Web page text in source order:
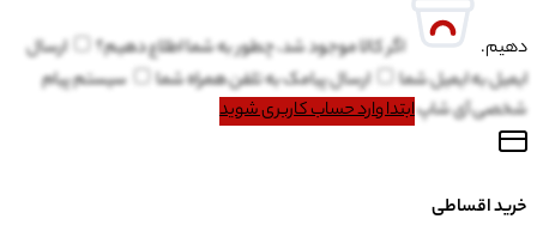
دهیم. اگر کالا موجود شد، چطور به شما اطلاع دهیم؟
ارسال
ایمیل بهایمیل شما ارسال پیامک بهتلفن همراه شما
سیستم پیام
شخصی آی شاپابتدا وارد حساب کاربری شوید
خرید اقساطی